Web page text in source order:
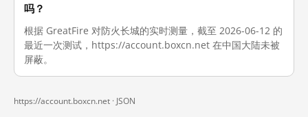
吗？
根据 GreatFire 对防火长城的实时测量，截至 2026-06-12 的
最近一次测试，https://account.boxcn.net 在中国大陆未被
屏蔽。
https://account.boxcn.net · JSON